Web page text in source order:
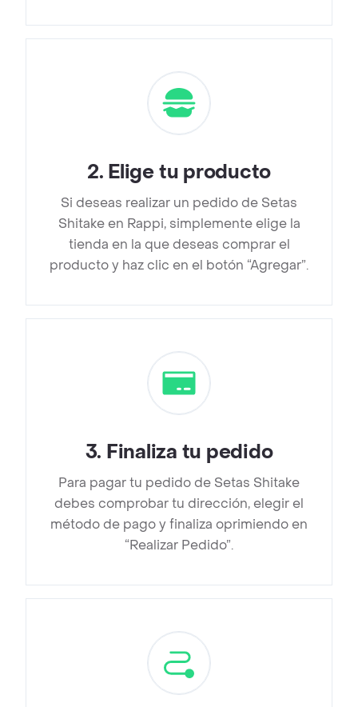
2. Elige tu producto
Si deseas realizar un pedido de Setas
Shitake en Rappi, simplemente elige la
tienda en la que deseas comprar el
producto y haz clic en el botón “Agregar”.
3. Finaliza tu pedido
Para pagar tu pedido de Setas Shitake
debes comprobar tu dirección, elegir el
método de pago y finaliza oprimiendo en
“Realizar Pedido”.